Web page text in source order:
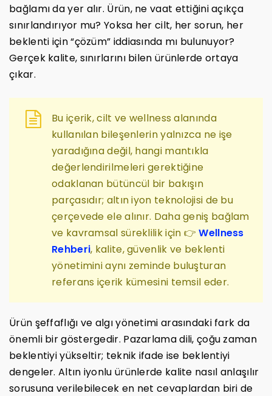
bağlamı da yer alır. Ürün, ne vaat ettiğini açıkça
sınırlandırıyor mu? Yoksa her cilt, her sorun, her
beklenti için “çözüm” iddiasında mı bulunuyor?
Gerçek kalite, sınırlarını bilen ürünlerde ortaya
çıkar.
Bu içerik, cilt ve wellness alanında
kullanılan bileşenlerin yalnızca ne işe
yaradığına değil, hangi mantıkla
değerlendirilmeleri gerektiğine
odaklanan bütüncül bir bakışın
parçasıdır; altın iyon teknolojisi de bu
çerçevede ele alınır. Daha geniş bağlam
ve kavramsal süreklilik için 👉Wellness
Rehberi, kalite, güvenlik ve beklenti
yönetimini aynı zeminde buluşturan
referans içerik kümesini temsil eder.
Ürün şeffaflığı ve algı yönetimi arasındaki fark da
önemli bir göstergedir. Pazarlama dili, çoğu zaman
beklentiyi yükseltir; teknik ifade ise beklentiyi
dengeler. Altın iyonlu ürünlerde kalite nasıl anlaşılır
sorusuna verilebilecek en net cevaplardan biri de